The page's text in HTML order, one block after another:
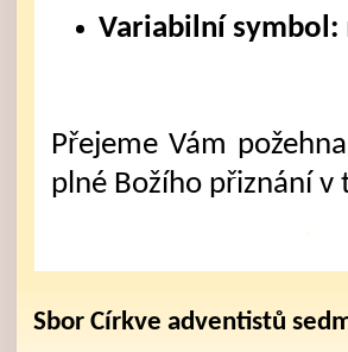
Variabilní symbol:
Přejeme Vám
plné Božího přiznání v
Sbor Církve adventistů